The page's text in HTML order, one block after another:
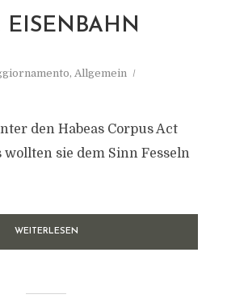
EISENBAHN
, Allgemein
den Habeas Corpus Act
sie dem Sinn Fesseln
WEITERLESEN